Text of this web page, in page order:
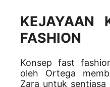
KEJAYAAN
FASHION
Konsep fast
oleh Ortega
Zara untuk